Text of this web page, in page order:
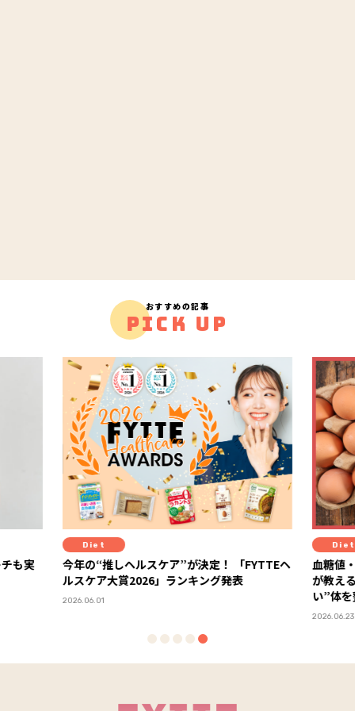
おすすめの記事
PICK UP
ヘ
Diet
血糖値・栄養・満足度がカギ！ 糖尿病専門医
が教える、“血糖値安定×健康コスパが高
い”体を整える食材の選び方
スー
教え